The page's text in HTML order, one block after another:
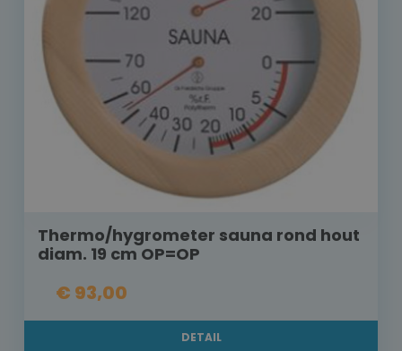
Thermo/hygrometer sauna rond hout
diam. 19 cm OP=OP
€ 93,00
DETAIL